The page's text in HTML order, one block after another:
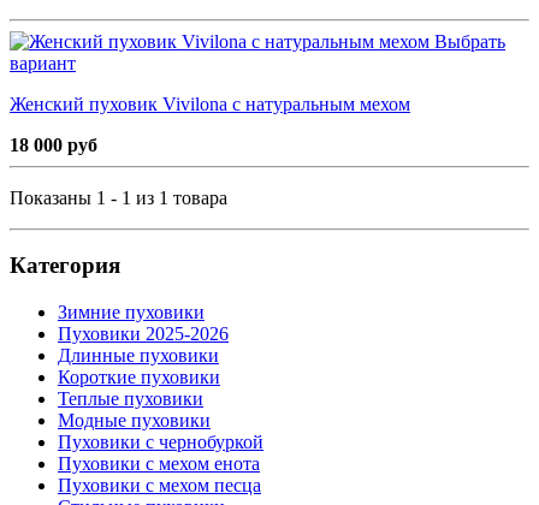
Выбрать
вариант
Женский пуховик Vivilona с натуральным мехом
18 000 руб
Показаны 1 - 1 из 1 товара
Категория
Зимние пуховики
Пуховики 2025-2026
Длинные пуховики
Короткие пуховики
Теплые пуховики
Модные пуховики
Пуховики с чернобуркой
Пуховики с мехом енота
Пуховики с мехом песца